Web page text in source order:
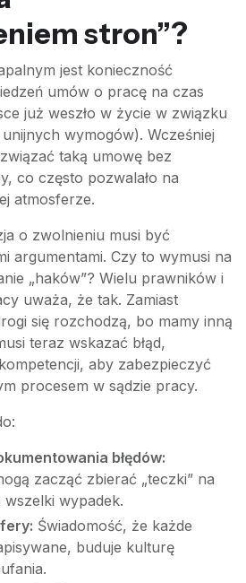
stron”?
jest konieczność
umów o pracę na czas
już weszło w życie w związku
wymogów). Wcześniej
taką umowę bez
co często pozwalało na
atmosferze.
o zwolnieniu musi być
argumentami. Czy to wymusi na
„haków”? Wielu prawników i
uważa, że tak. Zamiast
się rozchodzą, bo mamy inną
teraz wskazać błąd,
aby zabezpieczyć
procesem w sądzie pracy.
błędów:
zacząć zbierać „teczki” na
wypadek.
Świadomość, że każde
buduje kulturę